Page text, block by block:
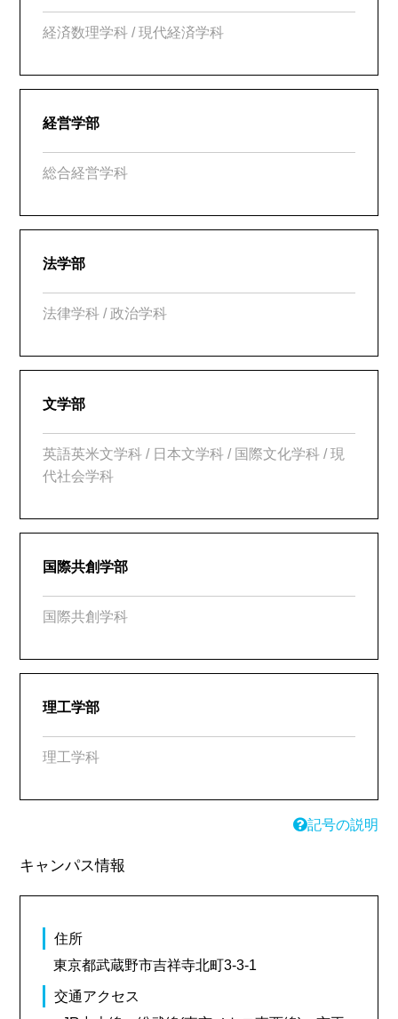
経済数理学科 / 現代経済学科
経営学部
総合経営学科
法学部
法律学科 / 政治学科
文学部
英語英米文学科 / 日本文学科 / 国際文化学科 / 現
代社会学科
国際共創学部
国際共創学科
理工学部
理工学科
記号の説明
キャンパス情報
住所
東京都武蔵野市吉祥寺北町3-3-1
交通アクセス